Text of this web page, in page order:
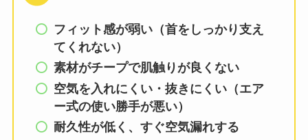
フィット感が弱い（首をしっかり支え
てくれない）
素材がチープで肌触りが良くない
空気を入れにくい・抜きにくい（エア
ー式の使い勝手が悪い）
耐久性が低く、すぐ空気漏れする